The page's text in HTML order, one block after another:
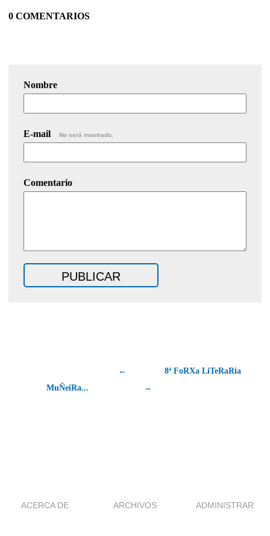
0 COMENTARIOS
Nombre
E-mail No será mostrado.
Comentario
←
MuÑeiRa...
8ª FoRXa LiTeRaRia
→
ACERCA DE ARCHIVOS ADMINISTRAR